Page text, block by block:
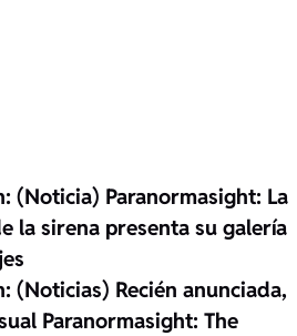
(Noticia) Paranormasight: La
la sirena presenta su galería
(Noticias) Recién anunciada,
Paranormasight: The